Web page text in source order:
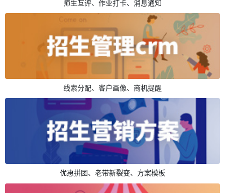
师生互评、作业打卡、消息通知
线索分配、客户画像、商机提醒
优惠拼团、老带新裂变、方案模板